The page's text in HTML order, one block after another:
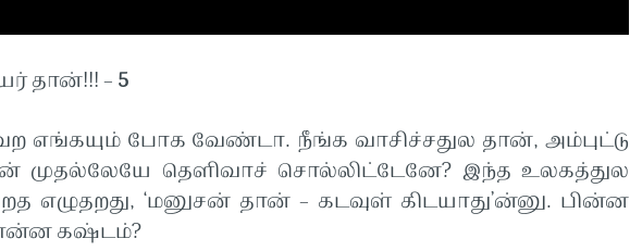
தான்!!! – 5
எங்கயும் போக வேண்டா. நீங்க வாசிச்சதுல தான், அம்புட்டு
முதல்லேயே தெளிவாச் சொல்லிட்டேனே? இந்த உலகத்துல
எழுதறது, ‘மனுசன் தான் – கடவுள் கிடயாது’ன்னு. பின்ன
என்ன கஷ்டம்?